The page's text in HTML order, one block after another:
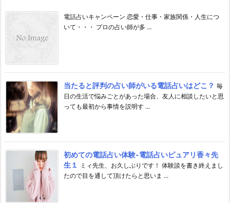
電話占いキャンペーン 恋愛・仕事・家族関係・人生につ
いて・・・ プロの占い師が多 ...
当たると評判の占い師がいる電話占いはどこ？ 毎
日の生活で悩みごとがあった場合、友人に相談したいと思
っても最初から事情を説明す ...
初めての電話占い体験-電話占いピュアリ香々先
生１
ミィ先生、お久しぶりです！ 体験談を書き終えまし
たので目を通して頂けたらと思いま ...